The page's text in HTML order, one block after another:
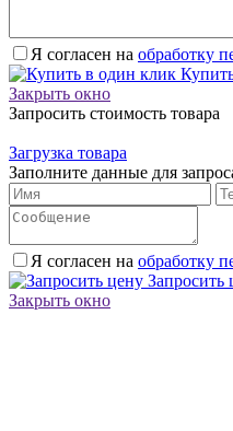
Я согласен на обработку
Закрыть окно
Запросить стоимость товара
Загрузка товара
Заполните данные для
Я согласен на обработку
Запросить
Закрыть окно